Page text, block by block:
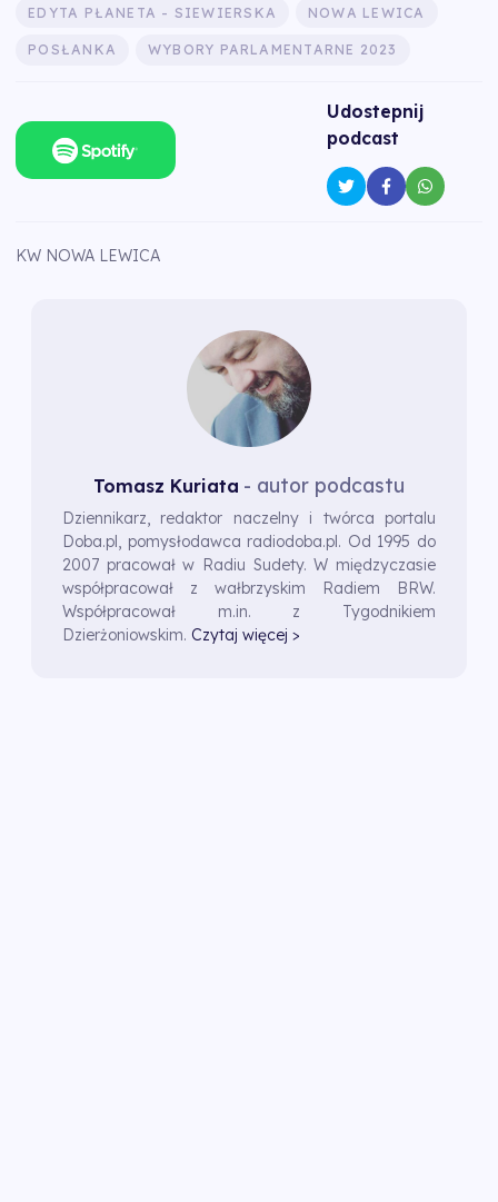
EDYTA PŁANETA - SIEWIERSKA NOWA LEWICA
POSŁANKA WYBORY PARLAMENTARNE 2023
Udostepnij
podcast
KW NOWA LEWICA
Tomasz Kuriata - autor podcastu
Dziennikarz, redaktor naczelny i twórca portalu
Doba.pl, pomysłodawca radiodoba.pl. Od 1995 do
2007 pracował w Radiu Sudety. W międzyczasie
współpracował z wałbrzyskim Radiem BRW.
Współpracował m.in. z Tygodnikiem
Dzierżoniowskim. Czytaj więcej >